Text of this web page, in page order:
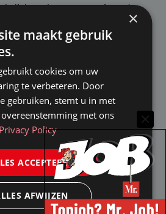
belicht en becommentarieert deze
positie. Mr. richt zich op alle in
en WO-rechtenstudenten.
×
maakt gebruik
cookies om uw
te verbeteren. Door
gebruiken, stemt u in met
met ons
Privacy Policy
ACCEPTEREN
AFWIJZEN